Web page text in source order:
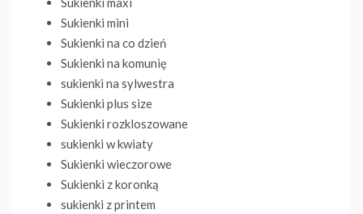
Sukienki mini
Sukienki na co dzień
Sukienki na komunię
sukienki na sylwestra
Sukienki plus size
Sukienki rozkloszowane
sukienki w kwiaty
Sukienki wieczorowe
Sukienki z koronką
sukienki z printem